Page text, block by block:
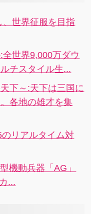
世界征服を目指
世界9,000万ダウ
チスタイル生...
下～:天下は三国に
各地の雄才を集
リアルタイム対
機動兵器「AG」
...